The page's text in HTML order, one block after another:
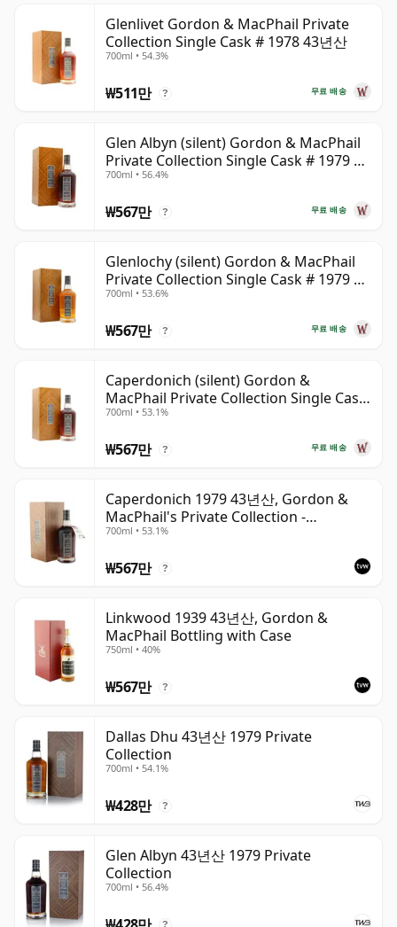
Glenlivet Gordon & MacPhail Private
Collection Single Cask # 1978 43년산
700ml • 54.3%
무료 배송
₩511만 ?
Glen Albyn (silent) Gordon & MacPhail
Private Collection Single Cask # 1979 43
년산
700ml • 56.4%
무료 배송
₩567만 ?
Glenlochy (silent) Gordon & MacPhail
Private Collection Single Cask # 1979 43
년산
700ml • 53.6%
무료 배송
₩567만 ?
Caperdonich (silent) Gordon &
MacPhail Private Collection Single Cask
# 1979 43년산
700ml • 53.1%
무료 배송
₩567만 ?
Caperdonich 1979 43년산, Gordon &
MacPhail's Private Collection -
Recollection Series Cask 1105
700ml • 53.1%
₩567만 ?
Linkwood 1939 43년산, Gordon &
MacPhail Bottling with Case
750ml • 40%
₩567만 ?
Dallas Dhu 43년산 1979 Private
Collection
700ml • 54.1%
₩428만 ?
Glen Albyn 43년산 1979 Private
Collection
700ml • 56.4%
?